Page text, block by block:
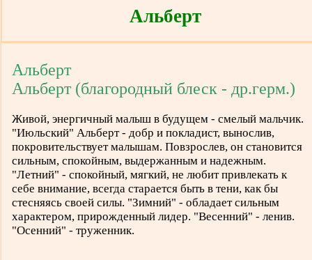
Альберт
Альберт
Альберт (благородный блеск - др.герм.)
Живой, энергичный малыш в будущем - смелый мальчик.
"Июльский" Альберт - добр и покладист, вынослив,
покровительствует малышам. Повзрослев, он становится
сильным, спокойным, выдержанным и надежным.
"Летний" - спокойный, мягкий, не любит привлекать к
себе внимание, всегда старается быть в тени, как бы
стесняясь своей силы. "Зимний" - обладает сильным
характером, прирожденный лидер. "Весенний" - ленив.
"Осенний" - труженник.